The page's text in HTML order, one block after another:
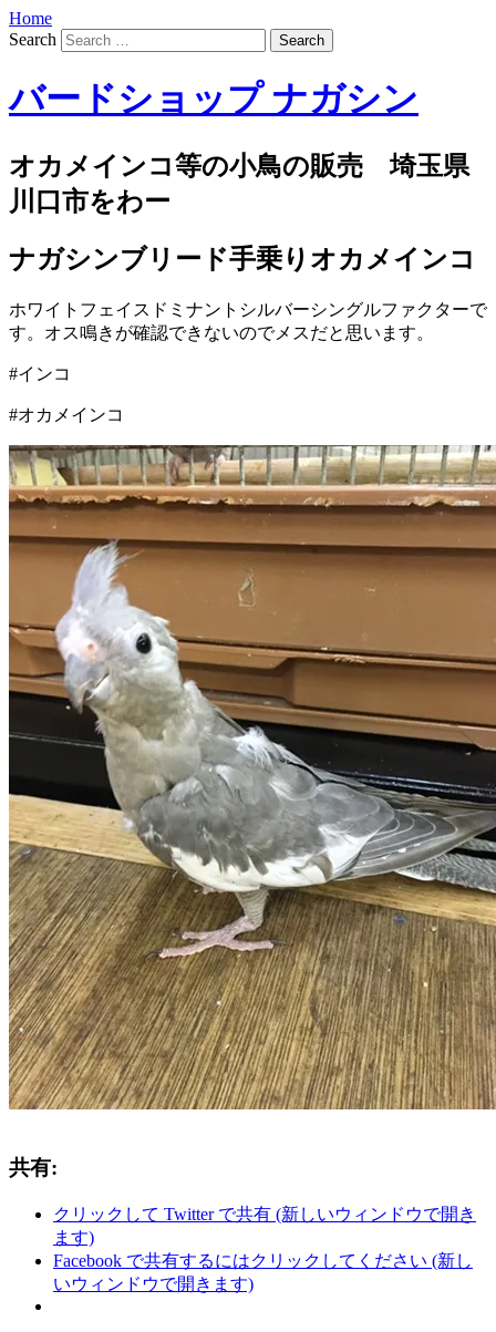
Home
Search
バードショップ ナガシン
オカメインコ等の小鳥の販売 埼玉県
川口市をわー
ナガシンブリード手乗りオカメインコ
ホワイトフェイスドミナントシルバーシングルファクターで
す。オス鳴きが確認できないのでメスだと思います。
#インコ
#オカメインコ
共有:
クリックして Twitter で共有 (新しいウィンドウで開き
ます)
Facebook で共有するにはクリックしてください (新し
いウィンドウで開きます)